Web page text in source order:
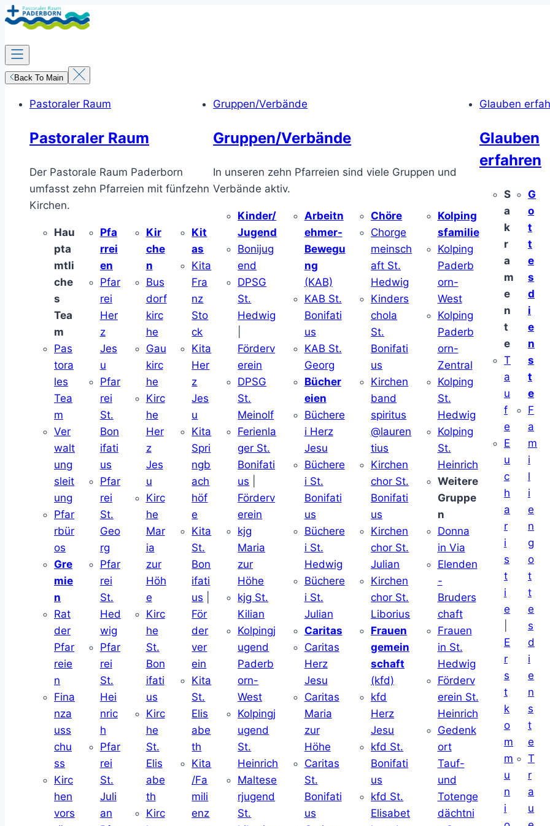
Zum
Inhalt
springen
Back To Main
Pastoraler Raum
Pastoraler Raum
Der Pastorale Raum Paderborn
umfasst zehn Pfarreien mit fünfzehn
Kirchen.
Hau
pta
mtli
che
s
Tea
m
Pas
tora
les
Tea
m
Ver
walt
ung
sleit
ung
Pfar
rbür
os
Gre
mie
n
Rat
der
Pfar
reie
n
Fina
nza
uss
chu
ss
Kirc
hen
vors
Pfa
rrei
en
Pfar
rei
Her
z
Jes
u
Pfar
rei
St.
Bon
ifati
us
Pfar
rei
St.
Geo
rg
Pfar
rei
St.
Hed
wig
Pfar
rei
St.
Hei
nric
h
Pfar
rei
St.
Juli
an
Kir
che
n
Bus
dorf
kirc
he
Gau
kirc
he
Kirc
he
Her
z
Jes
u
Kirc
he
Mar
ia
zur
Höh
e
Kirc
he
St.
Bon
ifati
us
Kirc
he
St.
Elis
abe
th
Kirc
Kit
as
Kita
Fra
nz
Sto
ck
Kita
Her
z
Jes
u
Kita
Spri
ngb
ach
höf
e
Kita
St.
Bon
ifati
us
För
der
ver
ein
Kita
St.
Elis
abe
th
Kita
/Fa
mili
enz
Gruppen/Verbände
Gruppen/Verbände
In unseren zehn Pfarreien sind viele Gruppen und
Verbände aktiv.
Kinder/
Jugend
Bonijug
end
DPSG
St.
Hedwig
Förderv
erein
DPSG
St.
Meinolf
Ferienla
ger St.
Bonifati
us
Förderv
erein
kjg
Maria
zur
Höhe
kjg St.
Kilian
Kolpingj
ugend
Paderb
orn-
West
Kolpingj
ugend
St.
Heinrich
Maltese
rjugend
St.
Arbeitn
ehmer-
Bewegu
ng
(KAB)
KAB St.
Bonifati
us
KAB St.
Georg
Bücher
eien
Büchere
i Herz
Jesu
Büchere
i St.
Bonifati
us
Büchere
i St.
Hedwig
Büchere
i St.
Julian
Caritas
Caritas
Herz
Jesu
Caritas
Maria
zur
Höhe
Caritas
St.
Bonifati
us
Chöre
Chorge
meinsch
aft St.
Hedwig
Kinders
chola
St.
Bonifati
us
Kirchen
band
spiritus
@lauren
tius
Kirchen
chor St.
Bonifati
us
Kirchen
chor St.
Julian
Kirchen
chor St.
Liborius
Frauen
gemein
schaft
(kfd)
kfd
Herz
Jesu
kfd St.
Bonifati
us
kfd St.
Elisabet
Kolping
sfamilie
Kolping
Paderb
orn-
West
Kolping
Paderb
orn-
Zentral
Kolping
St.
Hedwig
Kolping
St.
Heinrich
Weitere
Gruppe
n
Donna
in Via
Elenden
-
Bruders
chaft
Frauen
in St.
Hedwig
Förderv
erein St.
Heinrich
Gedenk
ort
Tauf-
und
Totenge
dächtni
Glauben
Glauben
erfahren
S
a
k
r
a
m
e
n
t
e
T
a
u
f
e
E
u
c
h
a
r
i
s
t
i
e
E
r
s
t
k
o
m
m
u
n
i
G
o
t
t
e
s
d
i
e
n
s
t
e
F
a
m
i
l
i
e
n
g
o
t
t
e
s
d
i
e
n
s
t
e
T
r
a
u